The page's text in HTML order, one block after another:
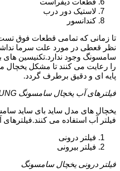
لاستیک دور درب
کندانسور
تا زمانی که تمامی قطعات فوق
نظر قعطی در مورد علت سرما
سامسونگ وجود ندارد.تکنیسین های
پایه ای و دقیق برطرف گردد.
فیلترهای آب یخچال سامسونگ SAMSUNG
یخچال های مدل ساید بای ساید
فیلتر آب استفاده می کنند.فیلترهای آب به 2 صورت
فیلتر درونی
فیلتر بیرونی
فیلتر درونی یخچال سامسونگ